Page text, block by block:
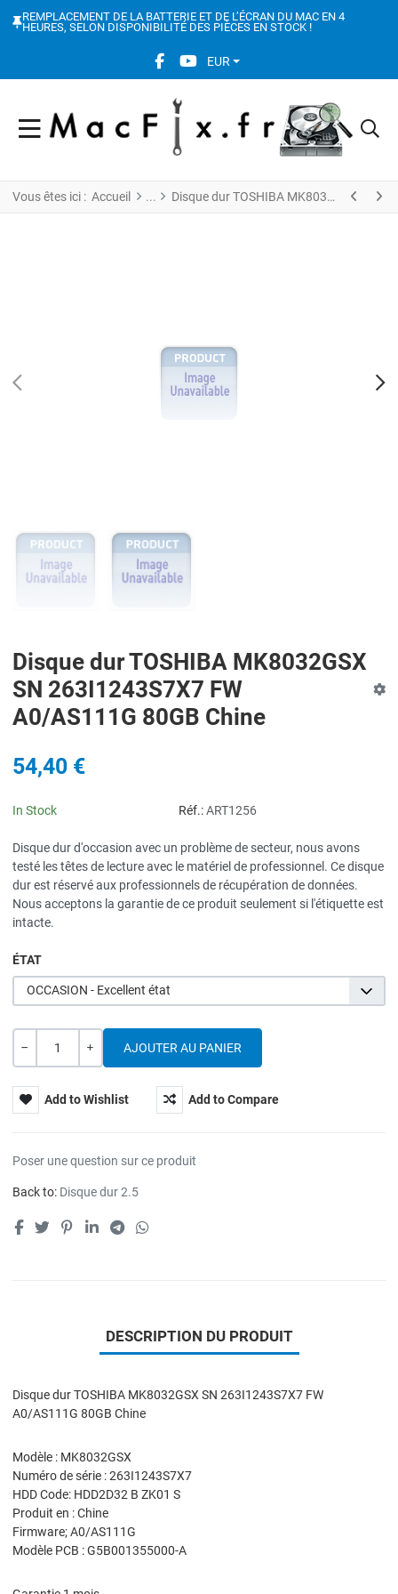
REMPLACEMENT DE LA BATTERIE ET DE L’ÉCRAN DU MAC EN 4
HEURES, SELON DISPONIBILITÉ DES PIÈCES EN STOCK !
FACEBOOK SOCIAL LINK
YOUTUBE SOCIAL LINK
EUR
Vous êtes ici : Accueil Disque dur TOSHIBA MK8032GSX SN 263I1243S7X7 FW A0/AS111G 80GB Chine
Disque dur TOSHIBA MK8032GSX
SN 263I1243S7X7 FW
A0/AS111G 80GB Chine
54,40 €
In Stock Réf.: ART1256
Disque dur d'occasion avec un problème de secteur, nous avons
testé les têtes de lecture avec le matériel de professionnel. Ce disque
dur est réservé aux professionnels de récupération de données.
Nous acceptons la garantie de ce produit seulement si l'étiquette est
intacte.
ÉTAT
OCCASION - Excellent état
Quantité
Add to Wishlist Add to Compare
Poser une question sur ce produit
Back to: Disque dur 2.5
DESCRIPTION DU PRODUIT
Disque dur TOSHIBA MK8032GSX SN 263I1243S7X7 FW
A0/AS111G 80GB Chine
Modèle : MK8032GSX
Numéro de série : 263I1243S7X7
HDD Code: HDD2D32 B ZK01 S
Produit en : Chine
Firmware; A0/AS111G
Modèle PCB : G5B001355000-A